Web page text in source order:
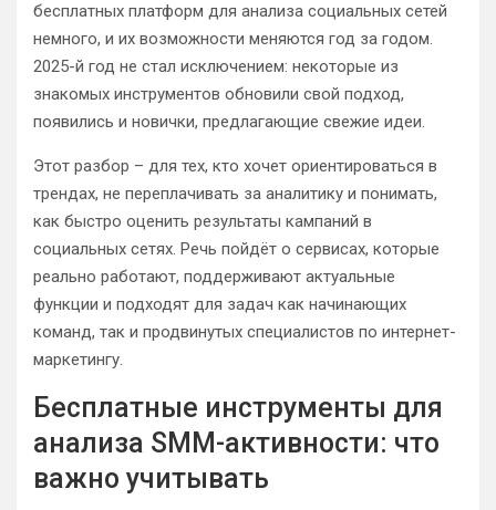
бесплатных платформ для анализа социальных сетей
немного, и их возможности меняются год за годом.
2025-й год не стал исключением: некоторые из
знакомых инструментов обновили свой подход,
появились и новички, предлагающие свежие идеи.
Этот разбор – для тех, кто хочет ориентироваться в
трендах, не переплачивать за аналитику и понимать,
как быстро оценить результаты кампаний в
социальных сетях. Речь пойдёт о сервисах, которые
реально работают, поддерживают актуальные
функции и подходят для задач как начинающих
команд, так и продвинутых специалистов по интернет-
маркетингу.
Бесплатные инструменты для
анализа SMM-активности: что
важно учитывать